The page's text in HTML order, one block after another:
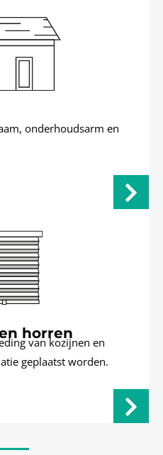
onderhoudsarm en
horren
van kozijnen en
geplaatst worden.